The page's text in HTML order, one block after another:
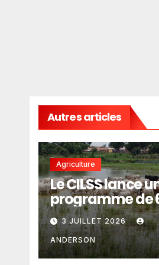
Autres articles
Agriculture
Le CILSS lance
programme de
millions
le pastoralisme
3 JUILLET 2026
ANDERSON